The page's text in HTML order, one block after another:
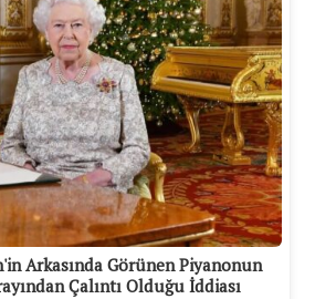
Arkasında Görünen Piyanonun
Çalıntı Olduğu İddiası